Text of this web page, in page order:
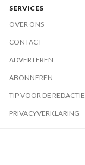
SERVICES
OVER ONS
CONTACT
ADVERTEREN
ABONNEREN
TIP VOOR DE REDACTIE
PRIVACYVERKLARING